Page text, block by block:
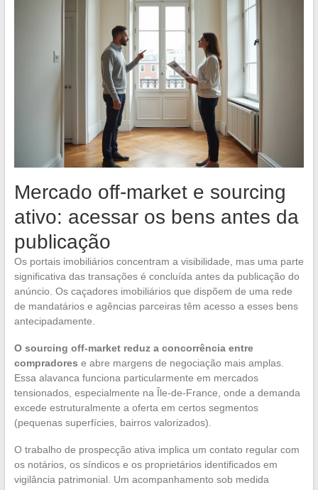
Mercado off-market e sourcing
ativo: acessar os bens antes da
publicação
Os portais imobiliários concentram a visibilidade, mas uma parte
significativa das transações é concluída antes da publicação do
anúncio. Os caçadores imobiliários que dispõem de uma rede
de mandatários e agências parceiras têm acesso a esses bens
antecipadamente.
O sourcing off-market reduz a concorrência entre
compradores e abre margens de negociação mais amplas.
Essa alavanca funciona particularmente em mercados
tensionados, especialmente na Île-de-France, onde a demanda
excede estruturalmente a oferta em certos segmentos
(pequenas superfícies, bairros valorizados).
O trabalho de prospecção ativa implica um contato regular com
os notários, os síndicos e os proprietários identificados em
vigilância patrimonial. Um acompanhamento sob medida